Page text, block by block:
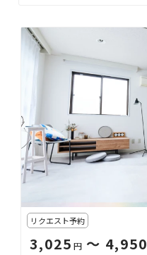
リクエスト予約
3,025 円〜 4,950